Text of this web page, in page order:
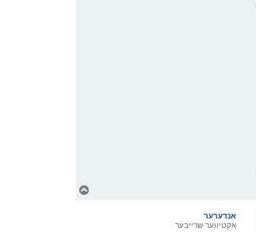
אנדערער
אקטיווער שרייבער